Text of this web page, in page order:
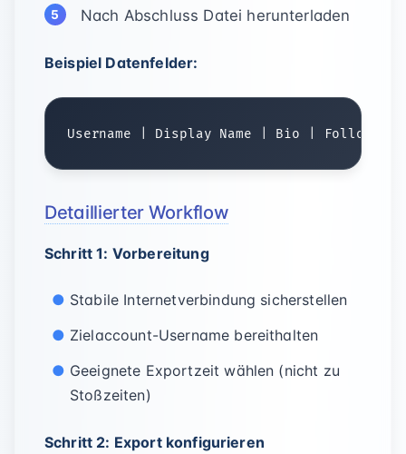
Nach Abschluss Datei herunterladen
Beispiel Datenfelder:
Detaillierter Workflow
Schritt 1: Vorbereitung
Stabile Internetverbindung sicherstellen
Zielaccount-Username bereithalten
Geeignete Exportzeit wählen (nicht zu
Stoßzeiten)
Schritt 2: Export konfigurieren